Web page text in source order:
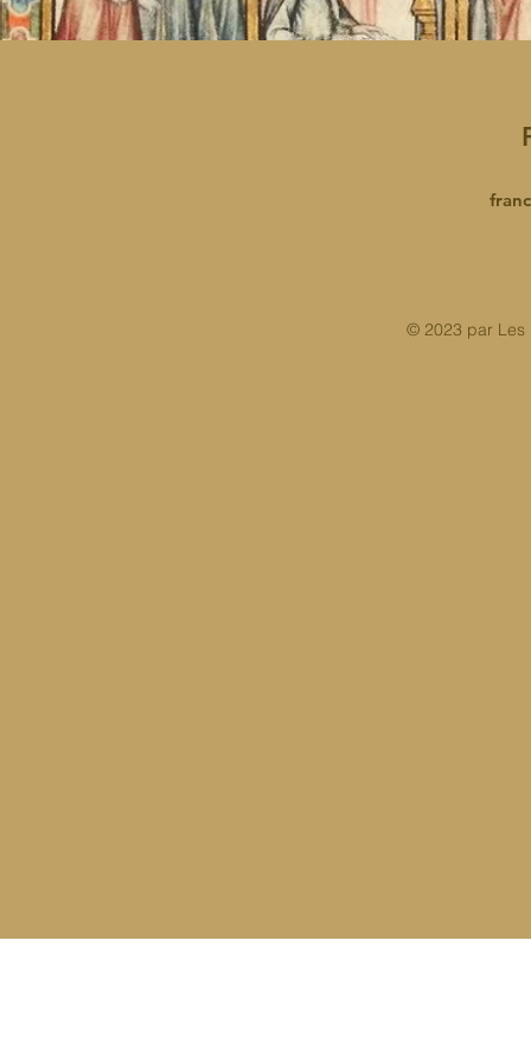
© 2023 par Les